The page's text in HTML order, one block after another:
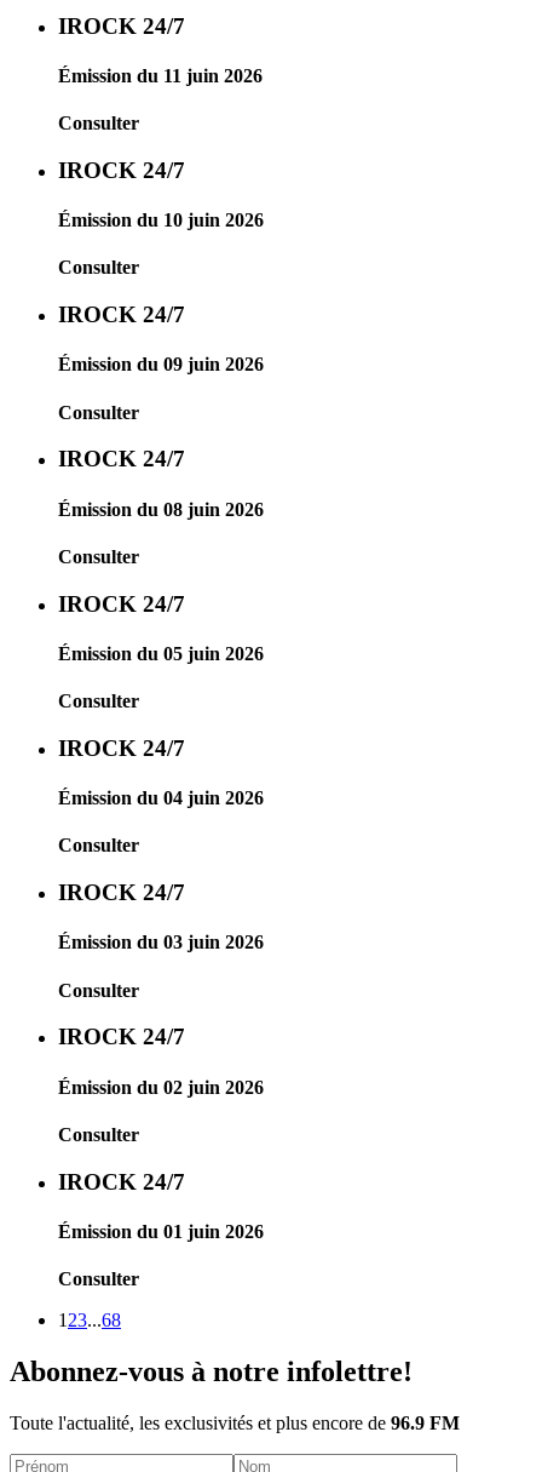
IROCK 24/7
Émission du 11 juin 2026
Consulter
IROCK 24/7
Émission du 10 juin 2026
Consulter
IROCK 24/7
Émission du 09 juin 2026
Consulter
IROCK 24/7
Émission du 08 juin 2026
Consulter
IROCK 24/7
Émission du 05 juin 2026
Consulter
IROCK 24/7
Émission du 04 juin 2026
Consulter
IROCK 24/7
Émission du 03 juin 2026
Consulter
IROCK 24/7
Émission du 02 juin 2026
Consulter
IROCK 24/7
Émission du 01 juin 2026
Consulter
1 23...68
Abonnez-vous à notre infolettre!
Toute l'actualité, les exclusivités et plus encore de 96.9 FM